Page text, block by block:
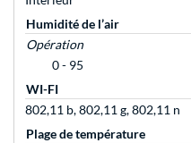
Humidité de l’air
Opération
0 - 95
WI-FI
802,11 b, 802,11 g, 802,11 n
Plage de température